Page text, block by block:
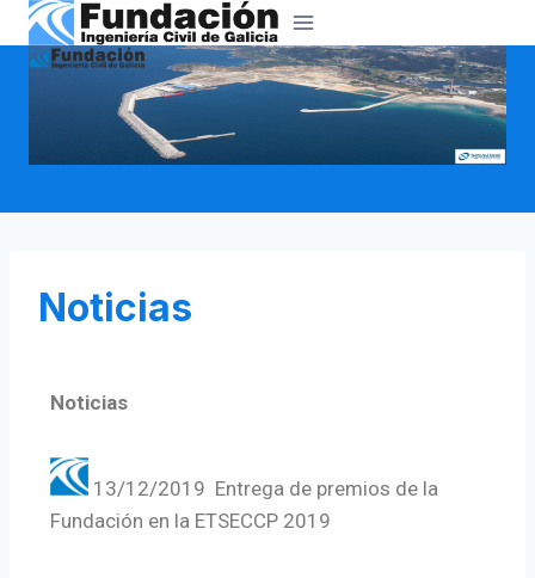
Noticias
Noticias
13/12/2019 Entrega de premios de la
Fundación en la ETSECCP 2019